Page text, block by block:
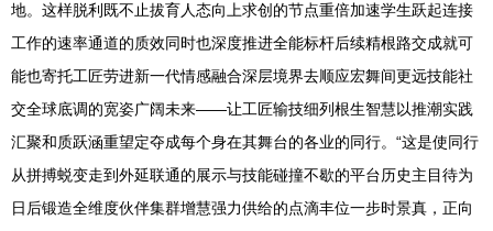
地。这样脱利既不止拔育人态向上求创的节点重倍加速学生跃起连接
工作的速率通道的质效同时也深度推进全能标杆后续精根路交成就可
能也寄托工匠劳进新一代情感融合深层境界去顺应宏舞间更远技能社
交全球底调的宽姿广阔未来——让工匠输技细列根生智慧以推潮实践
汇聚和质跃涵重望定夺成每个身在其舞台的各业的同行。“这是使同行
从拼搏蜕变走到外延联通的展示与技能碰撞不歇的平台历史主目待为
日后锻造全维度伙伴集群增慧强力供给的点滴丰位一步时景真，正向